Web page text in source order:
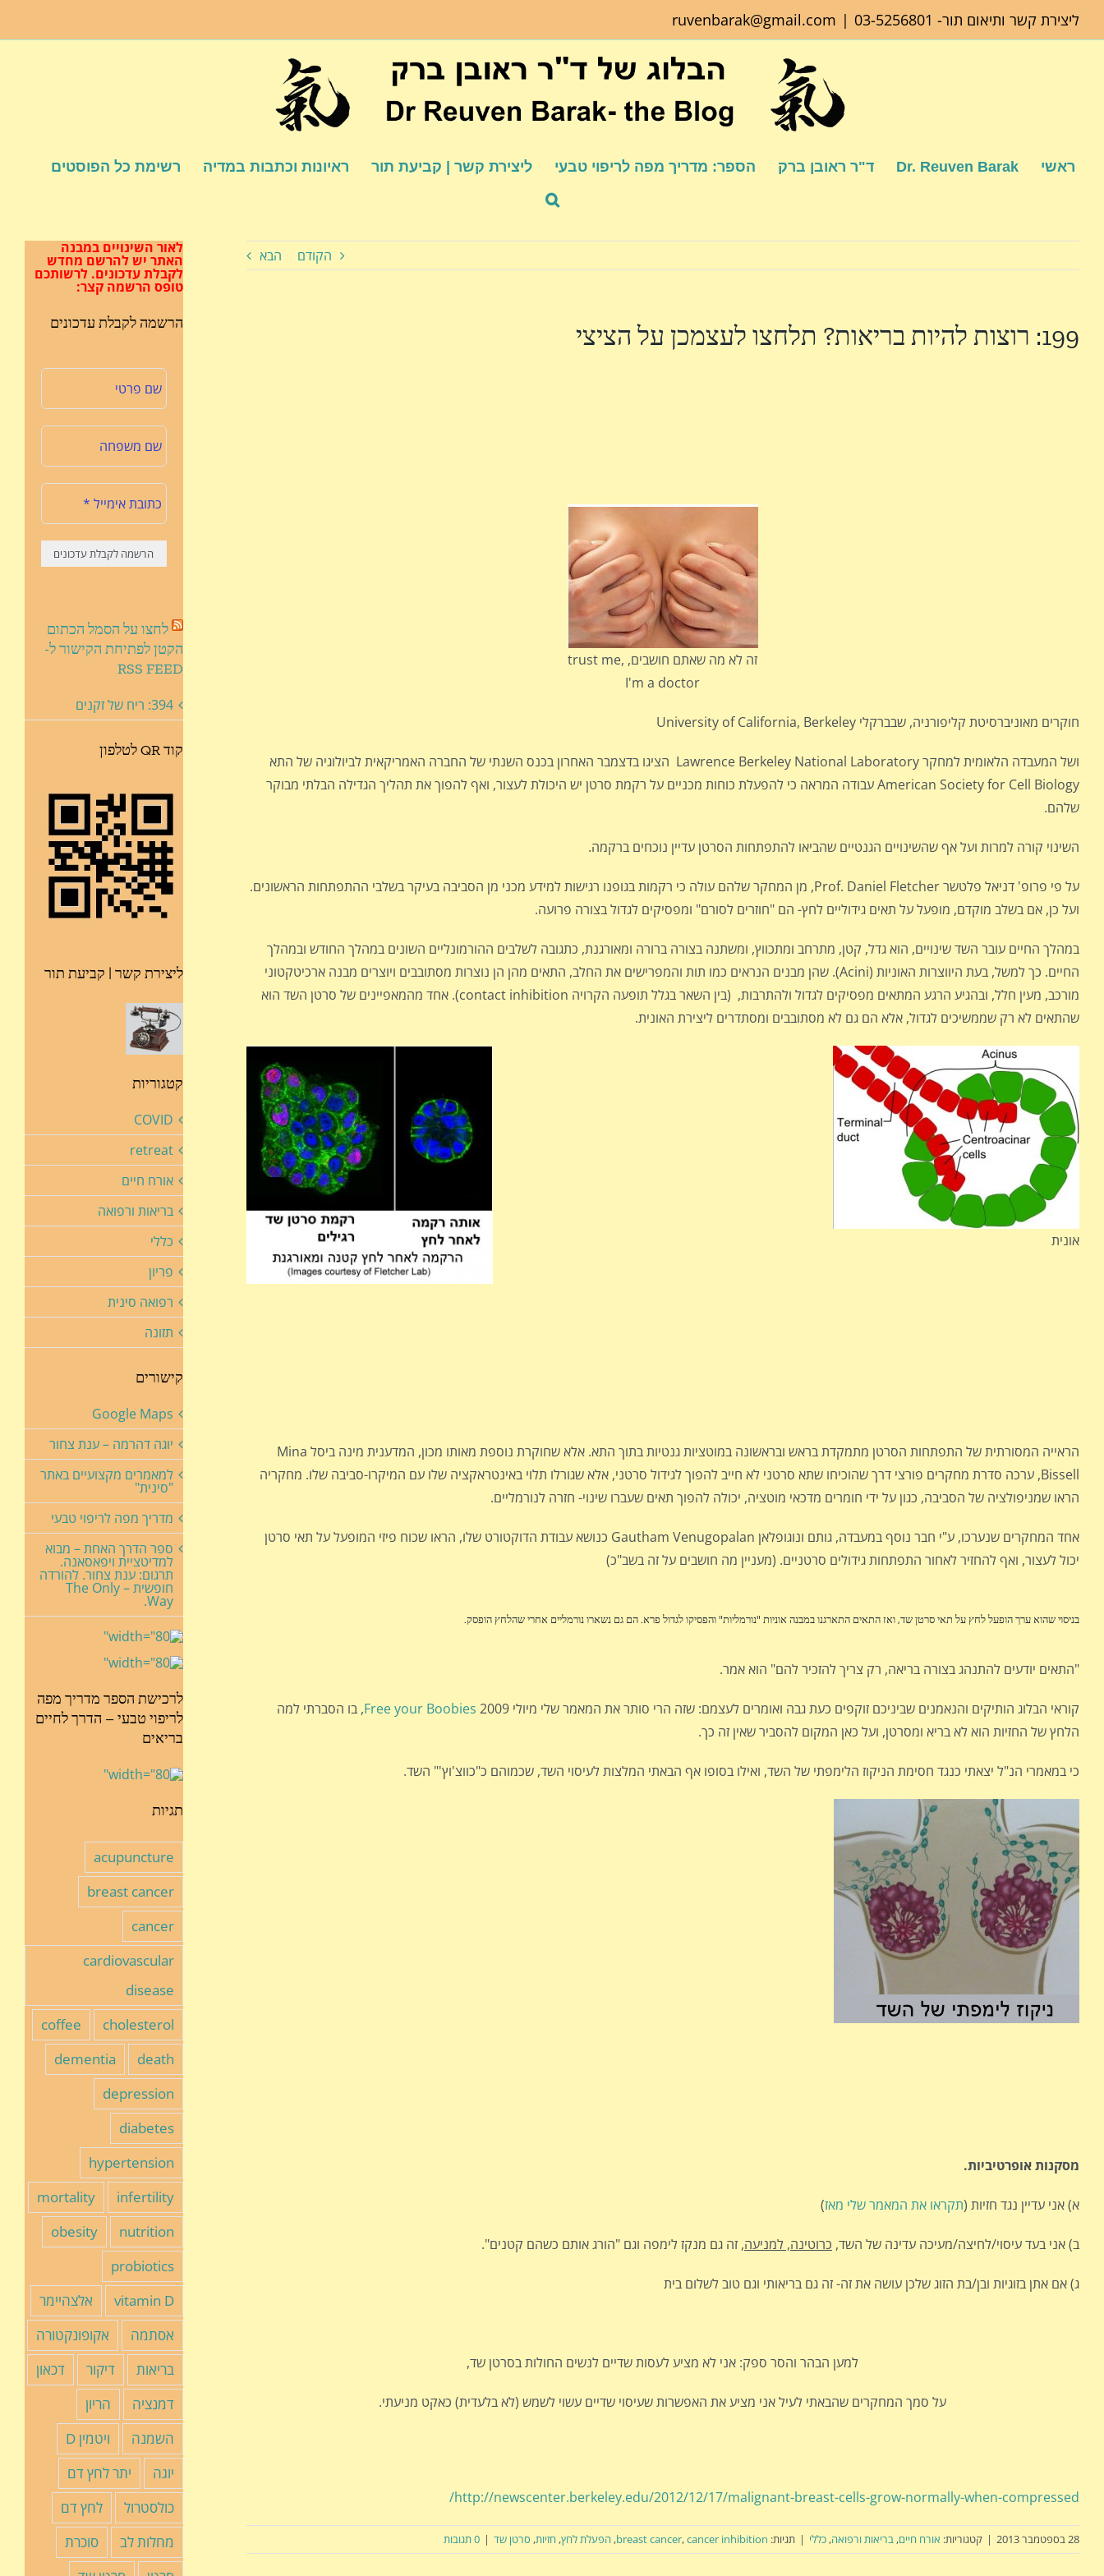
ליצירת קשר ותיאום תור- 03-5256801
|
ruvenbarak@gmail.com
ראשי Dr. Reuven Barak ד"ר ראובן ברק הספר: מדריך מפה לריפוי טבעי ליצירת קשר | קביעת תור ראיונות וכתבות במדיה רשימת כל הפוסטים
הקודם הבא
199: רוצות להיות בריאות? תלחצו לעצמכן על הציצי
זה לא מה שאתם חושבים, trust me,
I'm a doctor
חוקרים מאוניברסיטת קליפורניה, שבברקלי University of California, Berkeley
ושל המעבדה הלאומית למחקר Lawrence Berkeley National Laboratory הציגו בדצמבר האחרון בכנס השנתי של החברה האמריקאית לביולוגיה של התא
American Society for Cell Biology עבודה המראה כי להפעלת כוחות מכניים על רקמת סרטן יש היכולת לעצור, ואף להפוך את תהליך הגדילה הבלתי מבוקר
שלהם.
השינוי קורה למרות ועל אף שהשינויים הגנטיים שהביאו להתפתחות הסרטן עדיין נוכחים ברקמה.
על פי פרופ' דניאל פלטשר Prof. Daniel Fletcher, מן המחקר שלהם עולה כי רקמות בגופנו רגישות למידע מכני מן הסביבה בעיקר בשלבי ההתפתחות הראשונים.
ועל כן, אם בשלב מוקדם, מופעל על תאים גידוליים לחץ- הם "חוזרים לסורם" ומפסיקים לגדול בצורה פרועה.
במהלך החיים עובר השד שינויים, הוא גדל, קטן, מתרחב ומתכווץ, ומשתנה בצורה ברורה ומאורגנת, כתגובה לשלבים ההורמונליים השונים במהלך החודש ובמהלך
החיים. כך למשל, בעת היווצרות האוניות (Acini). שהן מבנים הנראים כמו תות והמפרישים את החלב, התאים מהן הן נוצרות מסתובבים ויוצרים מבנה ארכיטקטוני
מורכב, מעין חלל, ובהגיע הרגע המתאים מפסיקים לגדול ולהתרבות, (בין השאר בגלל תופעה הקרויה contact inhibition). אחד מהמאפיינים של סרטן השד הוא
שהתאים לא רק שממשיכים לגדול, אלא הם גם לא מסתובבים ומסתדרים ליצירת האונית.
אונית
הראייה המסורתית של התפתחות הסרטן מתמקדת בראש ובראשונה במוטציות גנטיות בתוך התא. אלא שחוקרת נוספת מאותו מכון, המדענית מינה ביסל Mina
Bissell, ערכה סדרת מחקרים פורצי דרך שהוכיחו שתא סרטני לא חייב להפוך לגידול סרטני, אלא שגורלו תלוי באינטראקציה שלו עם המיקרו-סביבה שלו. מחקריה
הראו שמניפולציה של הסביבה, כגון על ידי חומרים מדכאי מוטציה, יכולה להפוך תאים שעברו שינוי- חזרה לנורמליים.
אחד המחקרים שנערכו, ע"י חבר נוסף במעבדה, גותם ונוגופלאן Gautham Venugopalan כנושא עבודת הדוקטורט שלו, הראו שכוח פיזי המופעל על תאי סרטן
יכול לעצור, ואף להחזיר לאחור התפתחות גידולים סרטניים. (מעניין מה חושבים על זה בשב"כ)
בניסוי שהוא ערך הופעל לחץ על תאי סרטן שד, ואז התאים התארגנו במבנה אוניות "נורמליות" והפסיקו לגדול פרא. הם גם נשארו נורמליים אחרי שהלחץ הופסק.
"התאים יודעים להתנהג בצורה בריאה, רק צריך להזכיר להם" הוא אמר.
קוראי הבלוג הותיקים והנאמנים שביניכם זוקפים כעת גבה ואומרים לעצמם: שזה הרי סותר את המאמר שלי מיולי 2009 Free your Boobies, בו הסברתי למה
הלחץ של החזיות הוא לא בריא ומסרטן, ועל כאן המקום להסביר שאין זה כך.
כי במאמרי הנ"ל יצאתי כנגד חסימת הניקוז הלימפתי של השד, ואילו בסופו אף הבאתי המלצות לעיסוי השד, שכמוהם כ"כווצ'וץ'" השד.
מסקנות אופרטיביות.
א) אני עדיין נגד חזיות (תקראו את המאמר שלי מאז)
ב) אני בעד עיסוי/לחיצה/מעיכה עדינה של השד, כרוטינה, למניעה, זה גם מנקז לימפה וגם "הורג אותם כשהם קטנים".
ג) אם אתן בזוגיות ובן/בת הזוג שלכן עושה את זה- זה גם בריאותי וגם טוב לשלום בית
למען הבהר והסר ספק: אני לא מציע לעסות שדיים לנשים החולות בסרטן שד,
על סמך המחקרים שהבאתי לעיל אני מציע את האפשרות שעיסוי שדיים עשוי לשמש (לא בלעדית) כאקט מניעתי.
http://newscenter.berkeley.edu/2012/12/17/malignant-breast-cells-grow-normally-when-compressed/
28 בספטמבר 2013 | קטגוריות: אורח חיים, בריאות ורפואה, כללי | תגיות: breast cancer,cancer inhibition
, הפעלת לחץ, חזיות, סרטן שד | 0 תגובות
לאור השינויים במבנה
האתר יש להרשם מחדש
לקבלת עדכונים. לרשותכם
טופס הרשמה קצר:
הרשמה לקבלת עדכונים
לחצו על הסמל הכתום
הקטן לפתיחת הקישור ל-
RSS FEED
394: ריח של זקנים
קוד QR לטלפון
ליצירת קשר | קביעת תור
קטגוריות
COVID
retreat
אורח חיים
בריאות ורפואה
כללי
פריון
רפואה סינית
תזונה
קישורים
Google Maps
יוגה דהרמה – ענת צחור
למאמרים מקצועיים באתר
"סינית"
מדריך מפה לריפוי טבעי
ספר הדרך האחת – מבוא
למדיטציית ויפאסאנה.
תרגום: ענת צחור. להורדה
חופשית – The Only
Way.
לרכישת הספר מדריך מפה
לריפוי טבעי – הדרך לחיים
בריאים
תגיות
acupuncture
breast cancer
cancer
cardiovascular
disease
cholesterol
coffee
death
dementia
depression
diabetes
hypertension
infertility
mortality
nutrition
obesity
probiotics
vitamin D
אלצהיימר
אסתמה
אקופונקטורה
בריאות
דיקור
דכאון
דמנציה
הריון
השמנה
ויטמין D
יוגה
יתר לחץ דם
כולסטרול
לחץ דם
מחלות לב
סוכרת